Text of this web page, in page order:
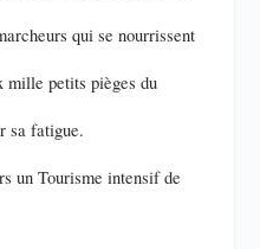
qui se nourrissent
mille petits pièges du
sa fatigue.
un Tourisme intensif de